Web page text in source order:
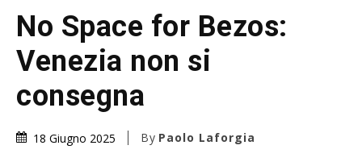
No Space for Bezos:
Venezia non si
consegna
18 Giugno 2025 By Paolo Laforgia